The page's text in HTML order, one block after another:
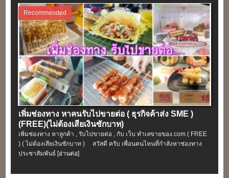
Recommended
เพิ่มช่องทาง หาคนรับไปขายต่อ ( ธุรกิจค้าส่ง SME )
(FREE)(ไม่ต้องเสียเงินซักบาท)
เพิ่มช่องทาง หาลูกค้า , รับไปขายต่อ , กับ เว็บ ทำเลขายของ.com ( FREE
) ( ไม่ต้องเสียเงินซักบาท ) สวัสดี ครับ เพื่อนคนไหนที่กำลังหาช่องทาง
ประชาสัมพันธ์ [อ่านต่อ]